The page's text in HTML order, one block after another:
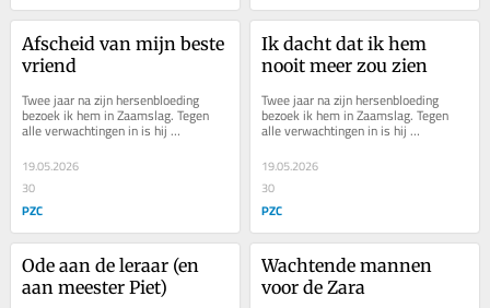
Afscheid van mijn beste
vriend
Twee jaar na zijn hersenbloeding
bezoek ik hem in Zaamslag. Tegen
alle verwachtingen in is hij
opgekrabbeld. Zijn haar is goed
gegroeid, op zijn neus...
19.05.2026
30
PZC
Ik dacht dat ik hem
nooit meer zou zien
Twee jaar na zijn hersenbloeding
bezoek ik hem in Zaamslag. Tegen
alle verwachtingen in is hij
opgekrabbeld. Zijn haar is goed
gegroeid, op zijn neus...
19.05.2026
30
PZC
Ode aan de leraar (en
aan meester Piet)
Wachtende mannen
voor de Zara